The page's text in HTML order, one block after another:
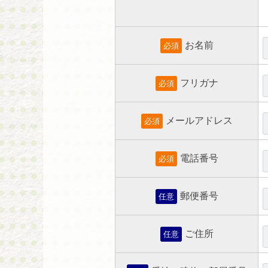
必須 お名前
必須 フリガナ
必須 メールアドレス
必須 電話番号
任意 郵便番号
任意 ご住所